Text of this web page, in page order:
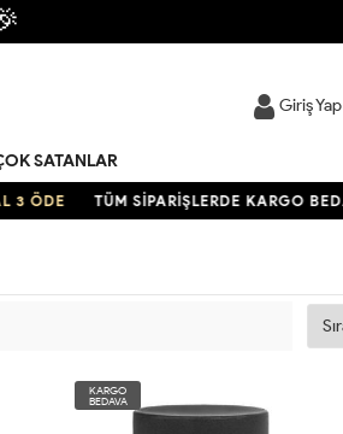
Giriş Yap
SATANLAR
TÜM SİPARİŞLERDE KARGO BEDAVA!
KARGO
BEDAVA